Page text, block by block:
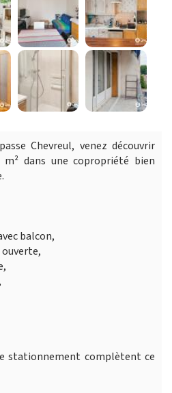
Chevreul, venez découvrir
dans une copropriété bien
balcon,
ouverte,
stationnement complètent ce